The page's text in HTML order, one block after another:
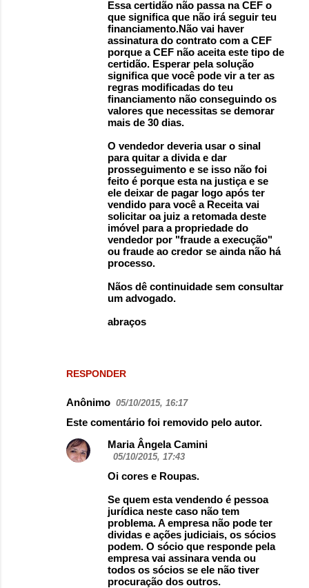
RESPONDER
Essa certidão não passa na CEF o
que significa que não irá seguir teu
financiamento.Não vai haver
assinatura do contrato com a CEF
porque a CEF não aceita este tipo de
certidão. Esperar pela solução
significa que você pode vir a ter as
regras modificadas do teu
financiamento não conseguindo os
valores que necessitas se demorar
mais de 30 dias.
O vendedor deveria usar o sinal
para quitar a divida e dar
prosseguimento e se isso não foi
feito é porque esta na justiça e se
ele deixar de pagar logo após ter
vendido para você a Receita vai
solicitar oa juiz a retomada deste
imóvel para a propriedade do
vendedor por "fraude a execução"
ou fraude ao credor se ainda não há
processo.
Nãos dê continuidade sem consultar
um advogado.
abraços
Anônimo 05/10/2015, 16:17
Este comentário foi removido pelo autor.
Maria Ângela Camini
05/10/2015, 17:43
Oi cores e Roupas.
Se quem esta vendendo é pessoa
jurídica neste caso não tem
problema. A empresa não pode ter
dividas e ações judiciais, os sócios
podem. O sócio que responde pela
empresa vai assinara venda ou
todos os sócios se ele não tiver
procuração dos outros.